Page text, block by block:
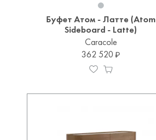
Буфет Атом - Латте (Atom
Sideboard - Latte)
Caracole
362 520